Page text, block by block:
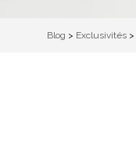
Blog > Exclusivités >